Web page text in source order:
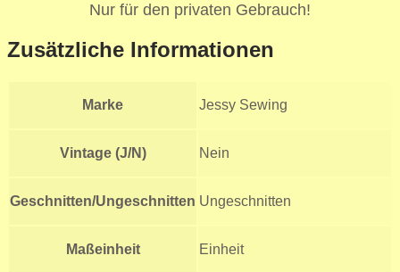
Nur für den privaten Gebrauch!
Zusätzliche Informationen
Marke Jessy Sewing
Vintage (J/N) Nein
Geschnitten/Ungeschnitten Ungeschnitten
Maßeinheit Einheit